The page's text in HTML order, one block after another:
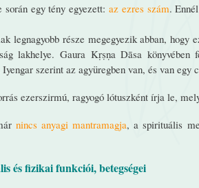
során egy tény egyezett:az ezres szám.
legnagyobb része megegyezik abban, hogy
lakhelye. Gaura Kṛṣṇa Dāsa
szerint az agyüregben van, és van
ezerszirmú, ragyogó lótuszként írja le,
nincs anyagi mantramagja, a spirituális
és fizikai funkciói, betegségei